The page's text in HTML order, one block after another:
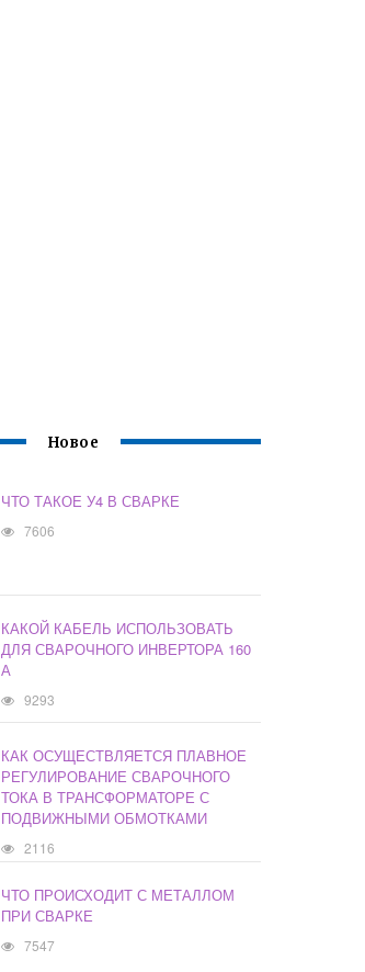
Новое
ЧТО ТАКОЕ У4 В СВАРКЕ
7606
КАКОЙ КАБЕЛЬ ИСПОЛЬЗОВАТЬ
ДЛЯ СВАРОЧНОГО ИНВЕРТОРА 160
А
9293
КАК ОСУЩЕСТВЛЯЕТСЯ ПЛАВНОЕ
РЕГУЛИРОВАНИЕ СВАРОЧНОГО
ТОКА В ТРАНСФОРМАТОРЕ С
ПОДВИЖНЫМИ ОБМОТКАМИ
2116
ЧТО ПРОИСХОДИТ С МЕТАЛЛОМ
ПРИ СВАРКЕ
7547